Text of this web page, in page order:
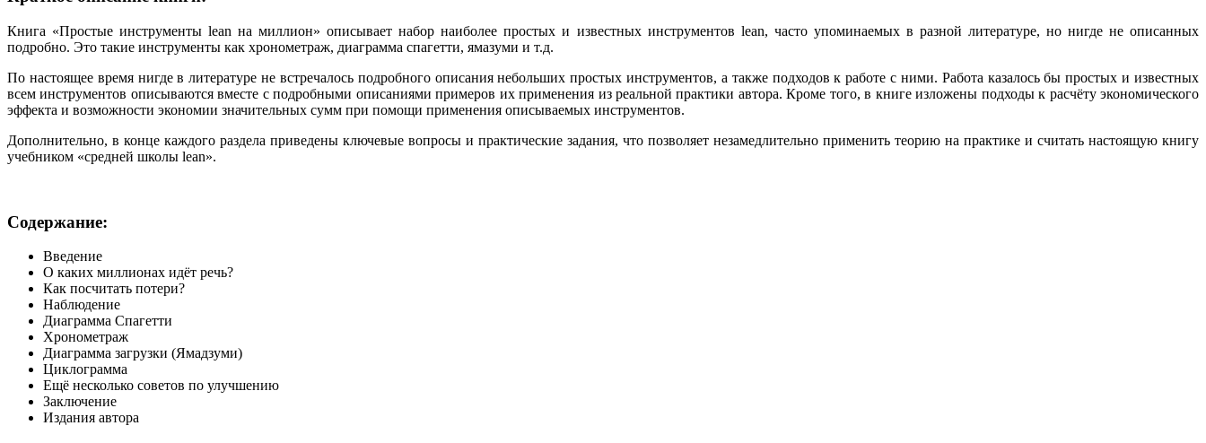
Книга «Простые инструменты lean на миллион» описывает набор наиболее простых и известных инструментов lean, часто упоминаемых в разной литературе, но нигде не описанных
подробно. Это такие инструменты как хронометраж, диаграмма спагетти, ямазуми и т.д.
По настоящее время нигде в литературе не встречалось подробного описания небольших простых инструментов, а также подходов к работе с ними. Работа казалось бы простых и известных
всем инструментов описываются вместе с подробными описаниями примеров их применения из реальной практики автора. Кроме того, в книге изложены подходы к расчёту экономического
эффекта и возможности экономии значительных сумм при помощи применения описываемых инструментов.
Дополнительно, в конце каждого раздела приведены ключевые вопросы и практические задания, что позволяет незамедлительно применить теорию на практике и считать настоящую книгу
учебником «средней школы lean».
Содержание:
Введение
О каких миллионах идёт речь?
Как посчитать потери?
Наблюдение
Диаграмма Спагетти
Хронометраж
Диаграмма загрузки (Ямадзуми)
Циклограмма
Ещё несколько советов по улучшению
Заключение
Издания автора